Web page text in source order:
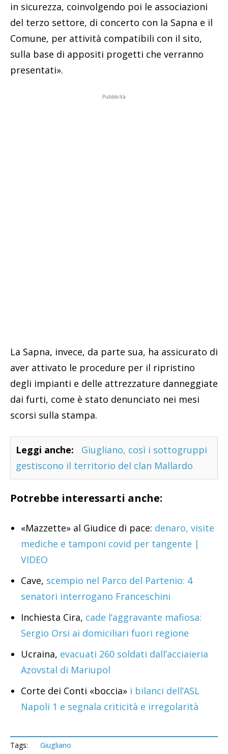
in sicurezza, coinvolgendo poi le associazioni
del terzo settore, di concerto con la Sapna e il
Comune, per attività compatibili con il sito,
sulla base di appositi progetti che verranno
presentati».
Pubblicità
La Sapna, invece, da parte sua, ha assicurato di
aver attivato le procedure per il ripristino
degli impianti e delle attrezzature danneggiate
dai furti, come è stato denunciato nei mesi
scorsi sulla stampa.
Leggi anche:
Giugliano, così i sottogruppi
gestiscono il territorio del clan Mallardo
Potrebbe interessarti anche:
«Mazzette» al Giudice di pace: denaro, visite
mediche e tamponi covid per tangente |
VIDEO
Cave, scempio nel Parco del Partenio: 4
senatori interrogano Franceschini
Inchiesta Cira, cade l’aggravante mafiosa:
Sergio Orsi ai domiciliari fuori regione
Ucraina, evacuati 260 soldati dall’acciaieria
Azovstal di Mariupol
Corte dei Conti «boccia» i bilanci dell’ASL
Napoli 1 e segnala criticità e irregolarità
Tags: Giugliano